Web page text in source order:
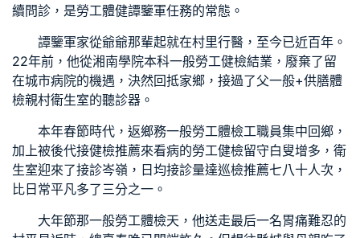
續問診，是勞工體健譚鑒軍任務的常態。
譚鑒軍家從爺爺那輩起就在村里行醫，至今已近百年。
22年前，他從湘南學院本科一般勞工健檢結業，廢棄了留
在城市病院的機遇，決然回抵家鄉，接過了父一般+供膳體
檢親村衛生室的聽診器。
本年春節時代，返鄉務一般勞工體檢工職員集中回鄉，
加上被後代接健檢推薦來看病的勞工健檢留守白叟增多，衛
生室迎來了接診岑嶺，日均接診量達巡檢推薦七八十人次，
比日常平凡多了三分之一。
大年節那一般勞工體檢天，他送走最后一名胃痛難忍的